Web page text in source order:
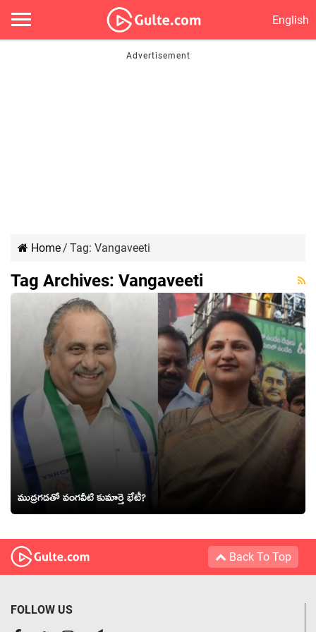
English
Home/ Tag: Vangaveeti
Tag Archives: Vangaveeti
ముద్ర‌గ‌డ‌తో వంగ‌వీటి కుమార్తె భేటీ?
Back To Top
FOLLOW US